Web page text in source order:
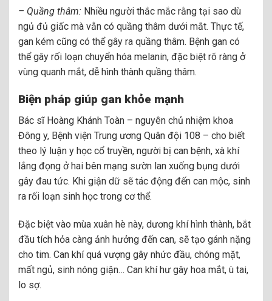
– Quầng thâm: Nhiều người thắc mắc rằng tại sao dù
ngủ đủ giấc mà vẫn có quầng thâm dưới mắt. Thực tế,
gan kém cũng có thể gây ra quầng thâm. Bệnh gan có
thể gây rối loạn chuyển hóa melanin, đặc biệt rõ ràng ở
vùng quanh mắt, dễ hình thành quầng thâm.
Biện pháp giúp gan khỏe mạnh
Bác sĩ Hoàng Khánh Toàn – nguyên chủ nhiệm khoa
Đông y, Bệnh viện Trung ương Quân đội 108 – cho biết
theo lý luận y học cổ truyền, người bị can bệnh, xà khí
lắng đọng ở hai bên mạng sườn lan xuống bụng dưới
gây đau tức. Khi giận dữ sẽ tác động đến can mộc, sinh
ra rối loạn sinh học trong cơ thể.
Đặc biệt vào mùa xuân hè này, dương khí hình thành, bắt
đầu tích hỏa càng ảnh hưởng đến can, sẽ tạo gánh nặng
cho tim. Can khí quá vượng gây nhức đầu, chóng mặt,
mất ngủ, sinh nóng giận… Can khí hư gây hoa mắt, ù tai,
lo sợ.